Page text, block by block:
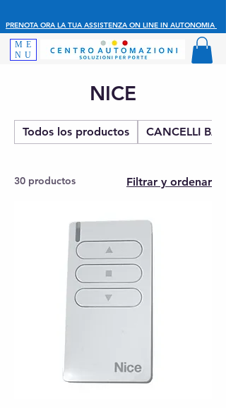
PRENOTA ORA LA TUA ASSISTENZA ON LINE IN AUTONOMIA
ME
NU
NICE
Todos los productos CANCELLI
30 productos Filtrar y ordenar